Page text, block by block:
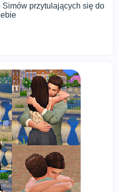
przytulających się do